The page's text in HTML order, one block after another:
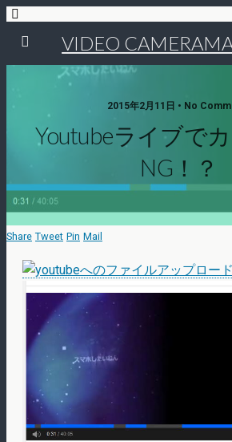
2015年2月11日 • No
Youtubeライブで
NG！？
Share Tweet Pin Mail